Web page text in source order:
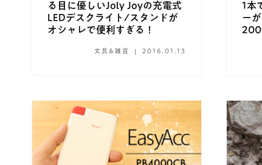
る目に優しいJoly Joyの充電式
LEDデスクライト/スタンドが
オシャレで便利すぎる！
文具&雑貨 2016.01.13
1本
ー